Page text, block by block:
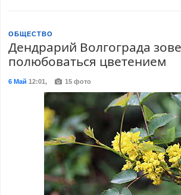
ОБЩЕСТВО
Дендрарий Волгограда
полюбоваться цветением
6 Май 12:01, 15 фото